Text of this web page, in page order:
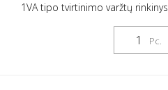
1VA tipo tvirtinimo varžtų rinkinys
Pc.